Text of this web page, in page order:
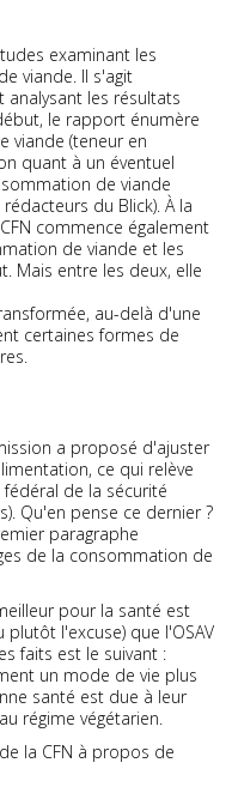
examinant les
viande. Il s'agit
les résultats
le rapport énumère
viande (teneur en
quant à un éventuel
de viande
du Blick). À la
commence également
de viande et les
Mais entre les deux, elle
au-delà d'une
certaines formes de
a proposé d'ajuster
ce qui relève
de la sécurité
Qu'en pense ce dernier ?
paragraphe
de la consommation de
pour la santé est
l'excuse) que l'OSAV
faits est le suivant :
un mode de vie plus
santé est due à leur
régime végétarien.
la CFN à propos de